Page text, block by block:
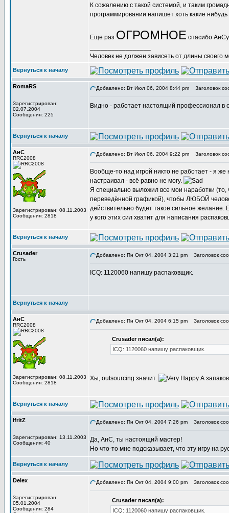
К сожалению с такой системой, и таким
программировании напишет хоть какие
Еще раз ОГРОМНОЕ спасибо
Человек не должен зависеть от длины
Вернуться к началу
RomaRS
Зарегистрирован:
02.07.2004
Сообщения: 225
Добавлено: Вт Июл 06, 2004 8:44 pm Заголовок
Видно - работает настоящий профессионал в
Вернуться к началу
АнС
RRC2008
Зарегистрирован: 08.11.2003
Сообщения: 2818
Добавлено: Вт Июл 06, 2004 9:22 pm Заголовок
Вообще-то над игрой никто не работает - я
настраивал - всё равно не могу.
Я специально выложил все мои наработки (то,
переведённой графикой), чтобы ЛЮБОЙ
действительно будет такое сильное
у кого этих сил хватит для написания
Вернуться к началу
Crusader
Гость
Добавлено: Пн Окт 04, 2004 3:21 pm Заголовок
ICQ: 1120060 напишу распаковщик.
Вернуться к началу
АнС
RRC2008
Зарегистрирован: 08.11.2003
Сообщения: 2818
Добавлено: Пн Окт 04, 2004 6:15 pm Заголовок
Crusader писал(а):
ICQ: 1120060 напишу распаковщик.
Хы, outsourcing значит. А
Вернуться к началу
IfritZ
Зарегистрирован: 13.11.2003
Сообщения: 40
Добавлено: Пн Окт 04, 2004 7:26 pm Заголовок
Да, АнС, ты настоящий мастер!
Но что-то мне подсказывает, что эту игру на
Вернуться к началу
Delex
Зарегистрирован:
05.01.2004
Сообщения: 284
Добавлено: Пн Окт 04, 2004 9:00 pm Заголовок
Crusader писал(а):
ICQ: 1120060 напишу распаковщик.